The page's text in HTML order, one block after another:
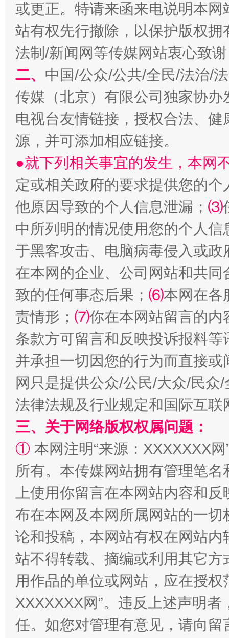
阿坝州三大球赛在茂县开幕 规模
国家大学科技园优化重塑工作
扯下公款旅游的“隐身衣” 如何以
或更正。特请来函来电说明本
站有权先行撤除，以保护版权
法制/新闻网等传媒网站衷心致
二、 中国/公众/公共/全民/法治/
传媒（北京）有限公司独家协
电视台友情链接，授权合法、
源，并可添加相应链接。
●就下列相关事宜的发生，本网
定或相关政府的要求提供您的个
他原因导致的个人信息泄漏； ⑶
中所列明的情况使用您的个人
于黑客攻击、电脑病毒侵入或
在本网的企业、公司网站和共
致的任何事态后果； ⑹本网在各
责情形； ⑺你在本网站留言的内
条款方可留言和反映投诉报料
并承担一切因您的行为而直接
网只是提供公众/公民/大众/民
法律法规及行业规定和国际互
三、关于网络版权权属问题：
① 本网注明“来源：XXXXXXX
所有。本传媒网站拥有管理笔
上使用你留言在本网站内容和
布在本网及本网所属网站的一
论和投稿，本网站有权在网站
站不得转载、摘编或利用其它
用作品的单位或网站，应在授
XXXXXXX网”。违反上述声明
任。如您对管理有意见，请向